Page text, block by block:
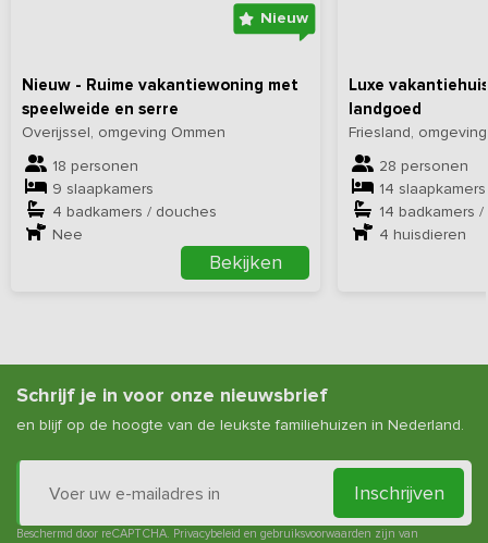
Nieuw
Nieuw - Ruime vakantiewoning met
speelweide en serre
Overijssel, omgeving Ommen
18 personen
9 slaapkamers
4 badkamers / douches
Nee
Bekijken
Luxe
landgoed
Friesland,
28 personen
14 slaapkamers
14 badkamers
4 huisdieren
Schrijf je in voor onze nieuwsbrief
en blijf op de hoogte van de leukste familiehuizen in Nederland.
Inschrijven
Beschermd door reCAPTCHA. Privacybeleid en gebruiksvoorwaarden zijn van